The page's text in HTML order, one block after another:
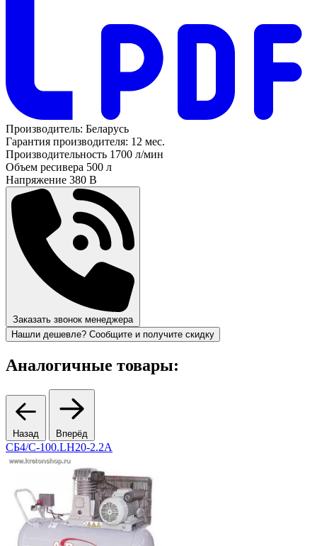
Производитель: Беларусь
Гарантия производителя: 12 мес.
Производительность 1700 л/мин
Объем ресивера 500 л
Напряжение 380 В
Заказать звонок менеджера
Нашли дешевле? Сообщите и получите скидку
Аналогичные товары:
Назад Вперёд
СБ4/С-100.LH20-2.2А